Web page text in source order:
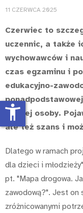
11 CZERWCA 2025
Czerwiec to
uczennic, a także
wychowawców i
czas egzaminu i
edukacyjno-
młodej osoby.
ale też szans i
Dlatego w ramach
dla dzieci i
pt. "Mapa drogowa.
zawodową?". Jest on
zróżnicowanymi
accessibility_new